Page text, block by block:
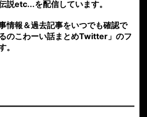
説etc...を配信しています。
情報＆過去記事をいつでも確認で
のこわーい話まとめTwitter」のフ
。